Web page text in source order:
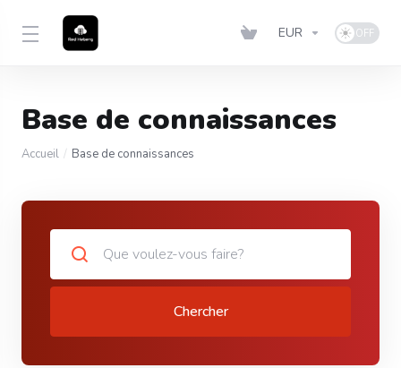
EUR
Base de connaissances
Accueil Base de connaissances
Chercher